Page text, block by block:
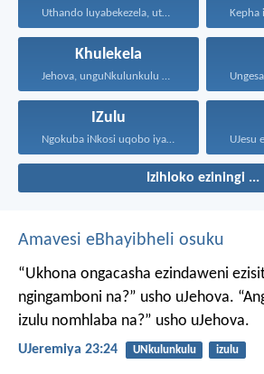
Uthando luyabekezela, uthando lumnene...
Khulekela
Jehova, unguNkulunkulu wami; ngiyakukuphakamisa...
IZulu
Ngokuba iNkosi uqobo iyakwehla...
Izihloko eziningi ...
Amavesi eBhayibheli osuku
“Ukhona ongacasha ezindaweni
ngingamboni na?” usho uJehova.
izulu nomhlaba na?” usho uJehova.
UJeremiya 23:24 UNkulunkulu izulu